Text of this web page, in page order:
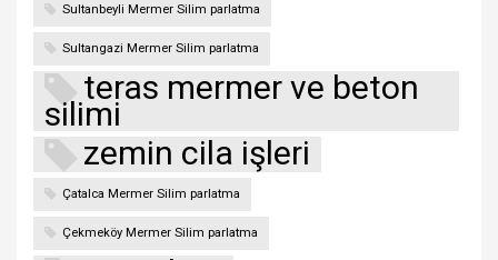
Sultanbeyli Mermer Silim parlatma
Sultangazi Mermer Silim parlatma
teras mermer ve beton
silimi
zemin cila işleri
Çatalca Mermer Silim parlatma
Çekmeköy Mermer Silim parlatma